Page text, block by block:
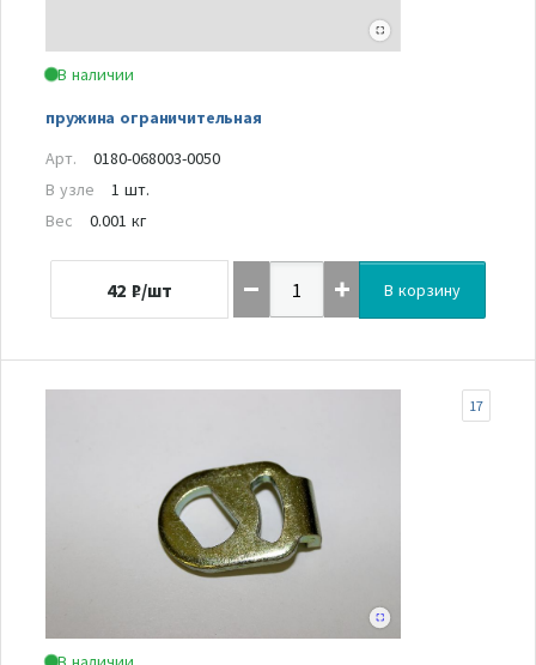
В наличии
пружина ограничительная
Арт.
0180-068003-0050
В узле
1 шт.
Вес
0.001 кг
42 ₽/шт В корзину
17